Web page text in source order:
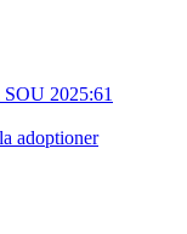
2025:61
adoptioner